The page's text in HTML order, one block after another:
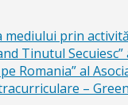
mediului prin
Tinutul Secuiesc”
Romania” al
–